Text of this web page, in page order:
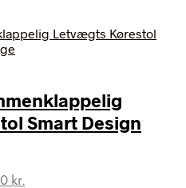
Smart Design
kr.